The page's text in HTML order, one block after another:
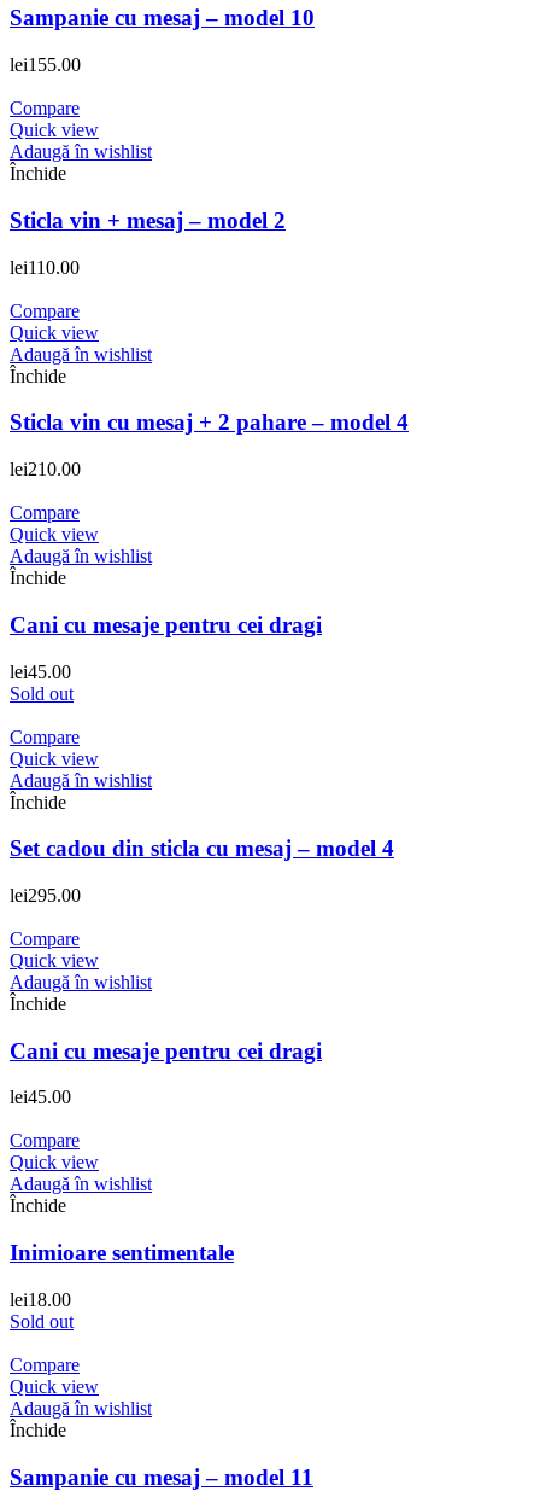
Sampanie cu mesaj – model 10
lei155.00
Compare
Quick view
Adaugă în wishlist
Închide
Sticla vin + mesaj – model 2
lei110.00
Compare
Quick view
Adaugă în wishlist
Închide
Sticla vin cu mesaj + 2 pahare – model 4
lei210.00
Compare
Quick view
Adaugă în wishlist
Închide
Cani cu mesaje pentru cei dragi
lei45.00
Sold out
Compare
Quick view
Adaugă în wishlist
Închide
Set cadou din sticla cu mesaj – model 4
lei295.00
Compare
Quick view
Adaugă în wishlist
Închide
Cani cu mesaje pentru cei dragi
lei45.00
Compare
Quick view
Adaugă în wishlist
Închide
Inimioare sentimentale
lei18.00
Sold out
Compare
Quick view
Adaugă în wishlist
Închide
Sampanie cu mesaj – model 11